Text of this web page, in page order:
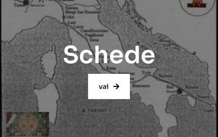
Schede
vai